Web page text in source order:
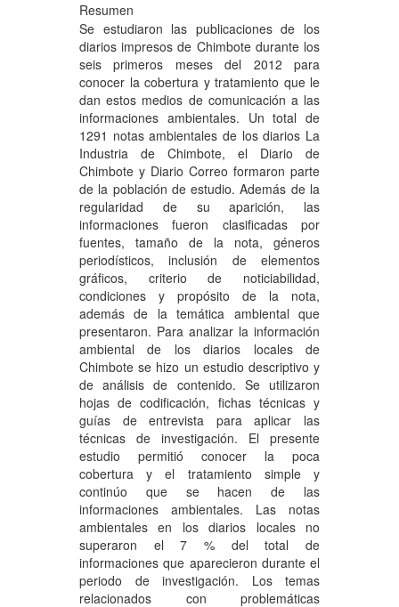
Resumen
Se estudiaron las publicaciones de los
diarios impresos de Chimbote durante los
seis primeros meses del 2012 para
conocer la cobertura y tratamiento que le
dan estos medios de comunicación a las
informaciones ambientales. Un total de
1291 notas ambientales de los diarios La
Industria de Chimbote, el Diario de
Chimbote y Diario Correo formaron parte
de la población de estudio. Además de la
regularidad de su aparición, las
informaciones fueron clasificadas por
fuentes, tamaño de la nota, géneros
periodísticos, inclusión de elementos
gráficos, criterio de noticiabilidad,
condiciones y propósito de la nota,
además de la temática ambiental que
presentaron. Para analizar la información
ambiental de los diarios locales de
Chimbote se hizo un estudio descriptivo y
de análisis de contenido. Se utilizaron
hojas de codificación, fichas técnicas y
guías de entrevista para aplicar las
técnicas de investigación. El presente
estudio permitió conocer la poca
cobertura y el tratamiento simple y
continúo que se hacen de las
informaciones ambientales. Las notas
ambientales en los diarios locales no
superaron el 7 % del total de
informaciones que aparecieron durante el
periodo de investigación. Los temas
relacionados con problemáticas